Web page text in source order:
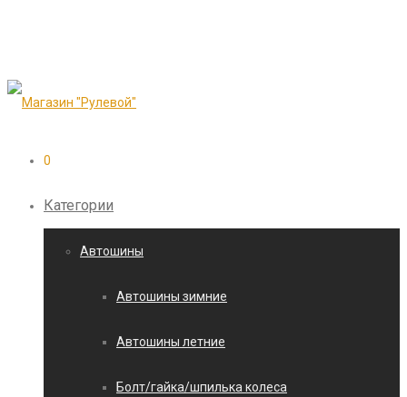
0
Категории
Автошины
Автошины зимние
Автошины летние
Болт/гайка/шпилька колеса